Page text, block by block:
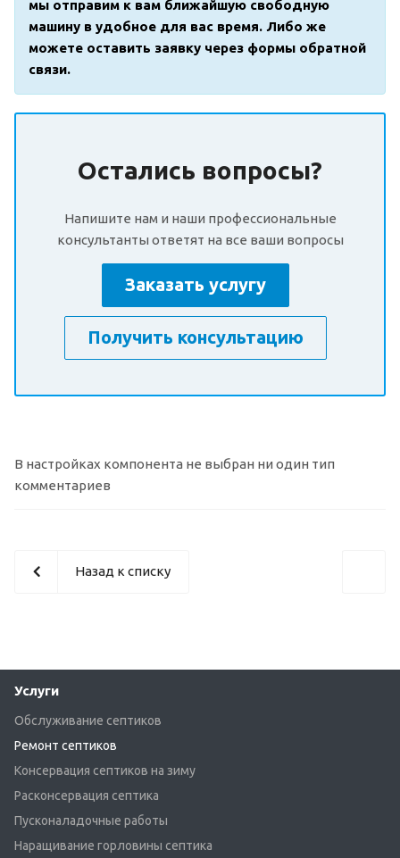
мы отправим к вам ближайшую свободную
машину в удобное для вас время. Либо же
можете оставить заявку через формы обратной
связи.
Остались вопросы?
Напишите нам и наши профессиональные
консультанты ответят на все ваши вопросы
Заказать услугу
Получить консультацию
В настройках компонента не выбран ни один тип
комментариев
Назад к списку
Услуги
Обслуживание септиков
Ремонт септиков
Консервация септиков на зиму
Расконсервация септика
Пусконаладочные работы
Наращивание горловины септика